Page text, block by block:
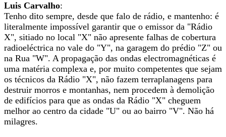
Luis Carvalho:
Tenho dito sempre, desde que falo de rádio, e mantenho: é
literalmente impossível garantir que o emissor da "Rádio
X", sitiado no local "X" não apresente falhas de cobertura
radioeléctrica no vale do "Y", na garagem do prédio "Z" ou
na Rua "W". A propagação das ondas electromagnéticas é
uma matéria complexa e, por muito competentes que sejam
os técnicos da Rádio "X", não fazem terraplanagens para
destruir morros e montanhas, nem procedem à demolição
de edifícios para que as ondas da Rádio "X" cheguem
melhor ao centro da cidade "U" ou ao bairro "V". Não há
milagres.